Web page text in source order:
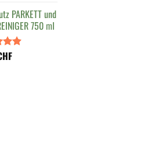
PARKETT und
750 ml